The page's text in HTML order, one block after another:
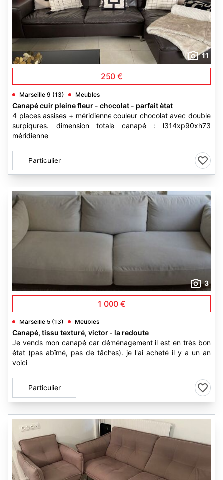
11
250 €
Marseille 9 (13) Meubles
Canapé cuir pleine fleur - chocolat - parfait ètat
4 places assises + méridienne couleur chocolat avec double
surpiqures. dimension totale canapé : l314xp90xh73
méridienne
Particulier
3
1 000 €
Marseille 5 (13) Meubles
Canapé, tissu texturé, victor - la redoute
Je vends mon canapé car déménagement il est en très bon
état (pas abîmé, pas de tâches). je l'ai acheté il y a un an
voici
Particulier